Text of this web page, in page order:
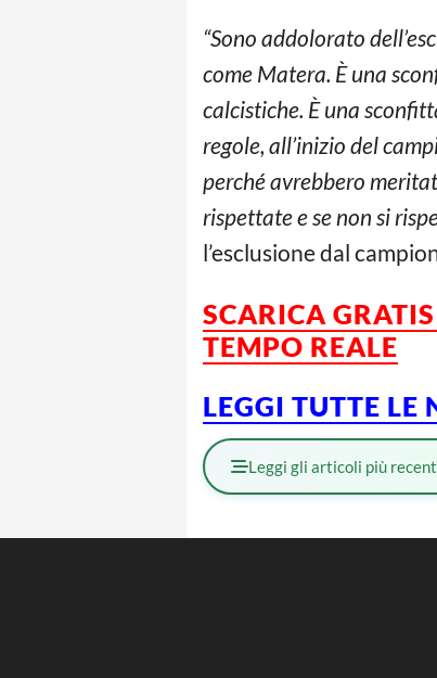
“Sono addolorato
come Matera. È una
calcistiche. È una
regole, all’inizio del
perché avrebbero
rispettate e se non si
l’esclusione dal
SCARICA
TEMPO REALE
LEGGI TUTTE LE
Leggi gli articoli più